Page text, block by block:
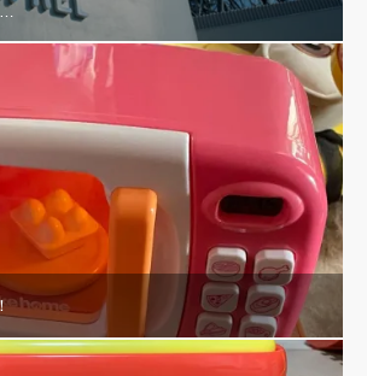
…